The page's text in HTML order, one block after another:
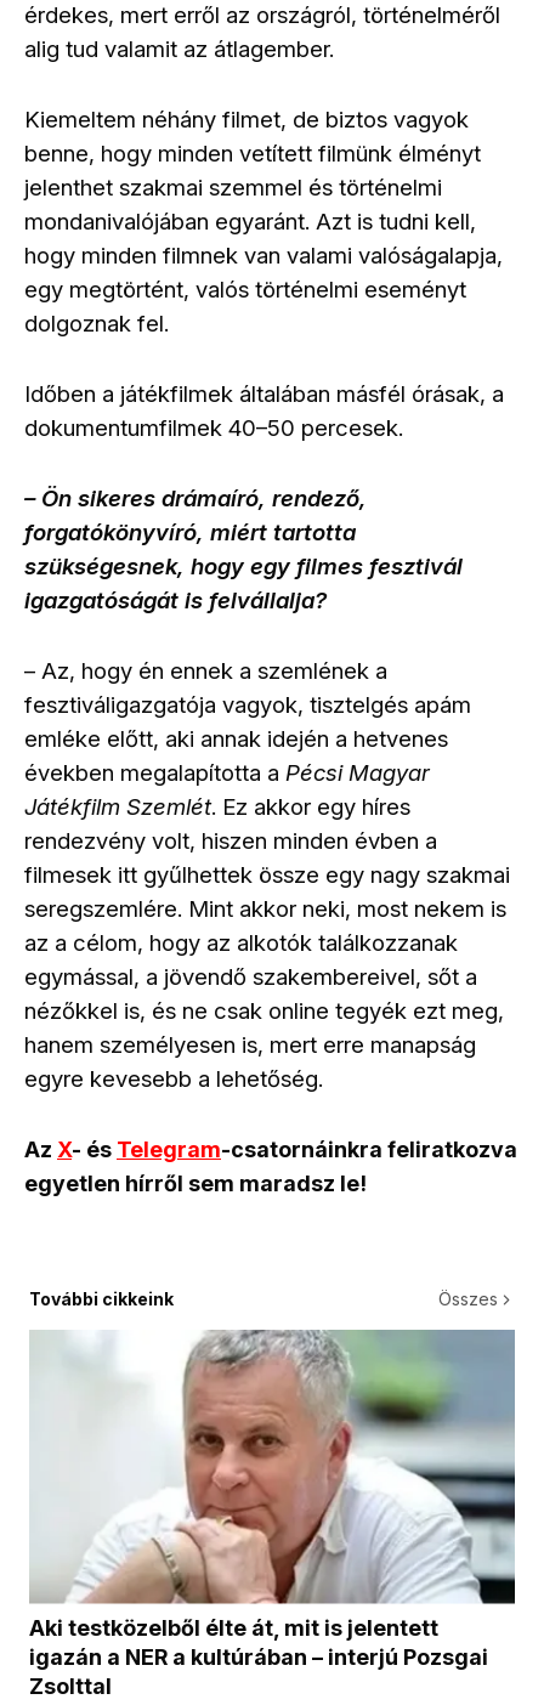
érdekes, mert erről az országról, történelméről
alig tud valamit az átlagember.
Kiemeltem néhány filmet, de biztos vagyok
benne, hogy minden vetített filmünk élményt
jelenthet szakmai szemmel és történelmi
mondanivalójában egyaránt. Azt is tudni kell,
hogy minden filmnek van valami valóságalapja,
egy megtörtént, valós történelmi eseményt
dolgoznak fel.
Időben a játékfilmek általában másfél órásak, a
dokumentumfilmek 40–50 percesek.
– Ön sikeres drámaíró, rendező,
forgatókönyvíró, miért tartotta
szükségesnek, hogy egy filmes fesztivál
igazgatóságát is felvállalja?
– Az, hogy én ennek a szemlének a
fesztiváligazgatója vagyok, tisztelgés apám
emléke előtt, aki annak idején a hetvenes
években megalapította a Pécsi Magyar
Játékfilm Szemlét. Ez akkor egy híres
rendezvény volt, hiszen minden évben a
filmesek itt gyűlhettek össze egy nagy szakmai
seregszemlére. Mint akkor neki, most nekem is
az a célom, hogy az alkotók találkozzanak
egymással, a jövendő szakembereivel, sőt a
nézőkkel is, és ne csak online tegyék ezt meg,
hanem személyesen is, mert erre manapság
egyre kevesebb a lehetőség.
Az X- és Telegram-csatornáinkra feliratkozva
egyetlen hírről sem maradsz le!
További cikkeink Összes
Aki testközelből élte át, mit is jelentett
igazán a NER a kultúrában – interjú Pozsgai
Zsolttal